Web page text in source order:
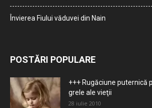
Învierea Fiului văduvei din Nain
POSTĂRI POPULARE
+++ Rugăciune puternică
grele ale vieţii
28 iulie 2010